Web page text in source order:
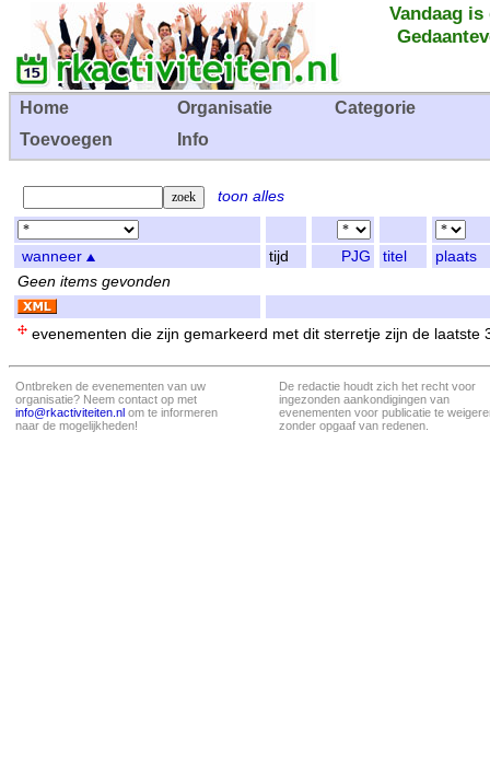
Vandaag
Home Organisatie
Categorie
Toevoegen
Info
toon alles
wanneer tijd PJG titel
plaats
Geen items gevonden
evenementen die zijn gemarkeerd met dit sterretje zijn de laatste
Ontbreken de evenementen van uw
organisatie? Neem contact op met
info@rkactiviteiten.nl om te informeren
naar de mogelijkheden!
De redactie houdt zich het recht voor
ingezonden aankondigingen van
evenementen voor publicatie te
zonder opgaaf van redenen.